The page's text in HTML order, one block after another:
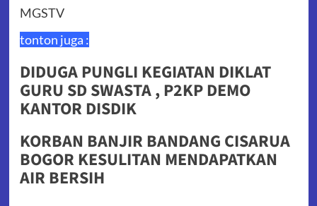
MGSTV
tonton juga :
DIDUGA PUNGLI KEGIATAN DIKLAT
GURU SD SWASTA , P2KP DEMO
KANTOR DISDIK
KORBAN BANJIR BANDANG CISARUA
BOGOR KESULITAN MENDAPATKAN
AIR BERSIH